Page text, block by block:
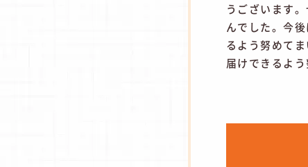
うございます
んでした。今
るよう努めて
届けできるよ